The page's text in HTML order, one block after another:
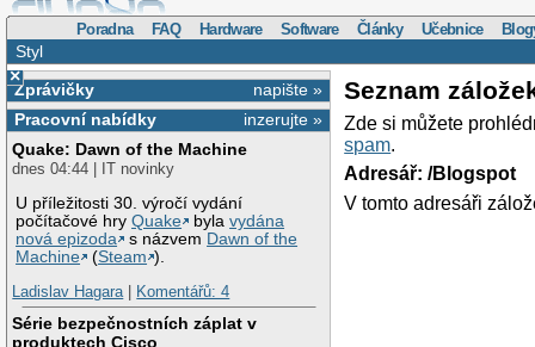
Poradna FAQ Hardware Software Články Učebnice
Styl
×
napište »
Zprávičky
inzerujte »
Pracovní nabídky
Quake: Dawn of the Machine
dnes 04:44 | IT novinky
U příležitosti 30. výročí vydání
počítačové hryQuake bylavydána
nová epizoda
s názvem Dawn of the
Machine
(Steam ).
Ladislav Hagara| Komentářů: 4
Série bezpečnostních záplat v
produktech Cisco
Seznam
Zde si můžete
spam.
Adresář: /Blogspot
V tomto adresáři